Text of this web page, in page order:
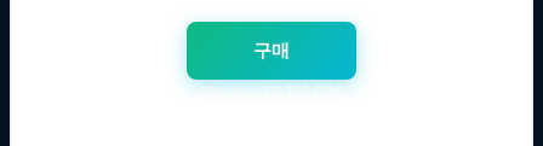
구매
라이선스 1개 150.00€